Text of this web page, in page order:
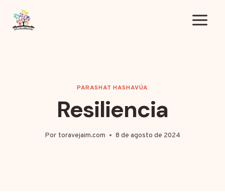
contenido
PARASHAT HASHAVÚA
Resiliencia
Por toravejaim.com 8 de agosto de 2024